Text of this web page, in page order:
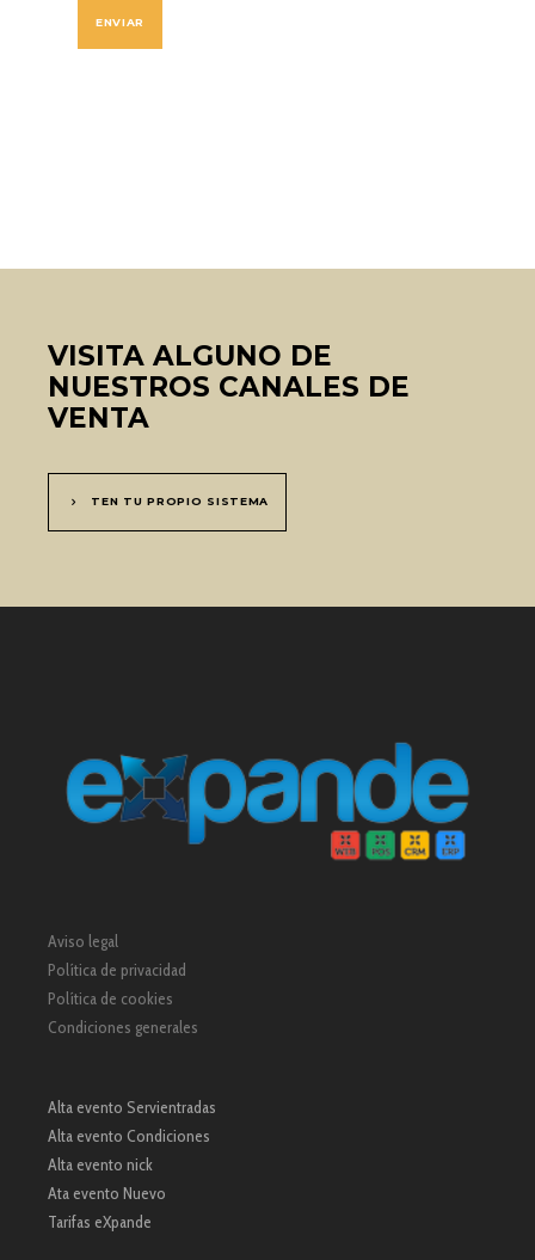
VISITA ALGUNO DE
NUESTROS CANALES DE
VENTA
TEN TU PROPIO SISTEMA
Aviso legal
Política de privacidad
Política de cookies
Condiciones generales
Alta evento Servientradas
Alta evento Condiciones
Alta evento nick
Ata evento Nuevo
Tarifas eXpande